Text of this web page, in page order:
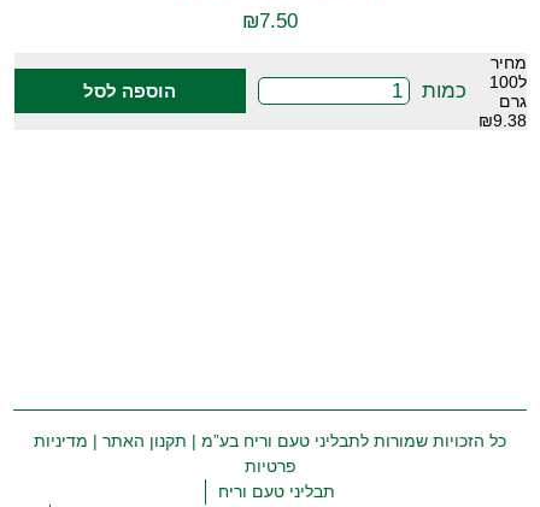
₪7.50
מחיר
ל100
גרם
₪9.38
כמות הוספה לסל
כל הזכויות שמורות לתבליני טעם וריח בע”מ | תקנון האתר | מדיניות
פרטיות
תבליני טעם וריח